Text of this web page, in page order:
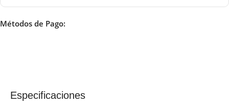
Métodos de Pago:
Especificaciones